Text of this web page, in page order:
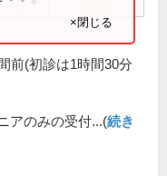
×閉じる
前(初診は1時間30分
アのみの受付...(続き